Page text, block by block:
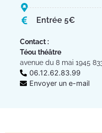
Entrée 5€
Contact :
Téou théâtre
avenue du 8 mai 1945
06.12.62.83.99
Envoyer un e-mail